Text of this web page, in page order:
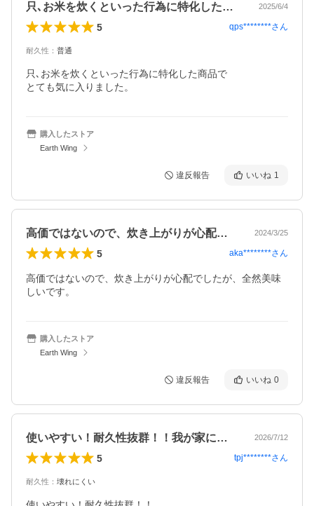
只､お米を炊くといった行為に特化した商… 2025/6/4
5 qps********さん
耐久性 ： 普通
只､お米を炊くといった行為に特化した商品で
購入したストア
Earth Wing
違反報告 いいね 1
高価ではないので、炊き上がりが心配でし… 2024/3/25
5 aka********さん
高価ではないので、炊き上がりが心配でしたが、全然美味
しいです。
購入したストア
Earth Wing
違反報告 いいね 0
使いやすい！耐久性抜群！！我が家には丁… 2026/7/12
5 tpj********さん
耐久性 ： 壊れにくい